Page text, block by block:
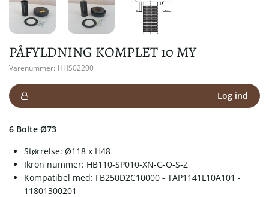
PÅFYLDNING KOMPLET 10 MY
Varenummer: HHS02200
Log ind
6 Bolte Ø73
Størrelse: Ø118 x H48
Ikron nummer: HB110-SP010-XN-G-O-S-Z
Kompatibel med: FB250D2C10000 - TAP1141L10A101 -
11801300201